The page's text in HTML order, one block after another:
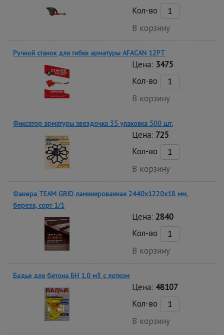
Кол-во
В корзину
Ручной станок для гибки арматуры AFACAN 12PT
Цена: 3475
Кол-во
В корзину
Фиксатор арматуры звездочка 35 упаковка 500 шт.
Цена: 725
Кол-во
В корзину
Фанера TEAM GRID ламинированная 2440х1220х18 мм,
береза, сорт 1/1
Цена: 2840
Кол-во
В корзину
Бадья для бетона БН 1,0 м3 c лотком
Цена: 48107
Кол-во
В корзину